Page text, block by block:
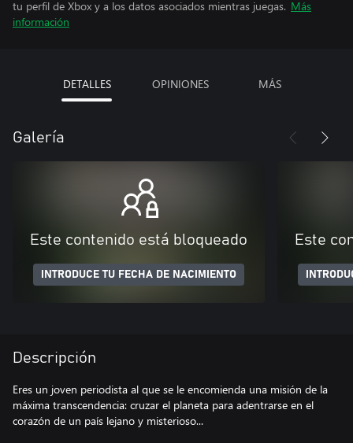
tu perfil de Xbox y a los datos asociados mientras juegas. Más
información
DETALLES OPINIONES MÁS
Galería
Este contenido está bloqueado
INTRODUCE TU FECHA DE NACIMIENTO
Este
Descripción
Eres un joven periodista al que se le encomienda una misión de la
máxima transcendencia: cruzar el planeta para adentrarse en el
corazón de un país lejano y misterioso...